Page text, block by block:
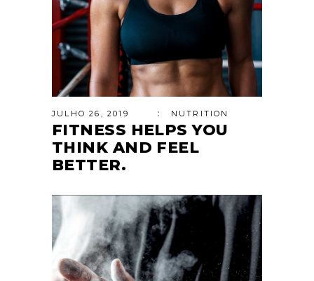
JULHO 26, 2019 NUTRITION
FITNESS HELPS YOU
THINK AND FEEL
BETTER.